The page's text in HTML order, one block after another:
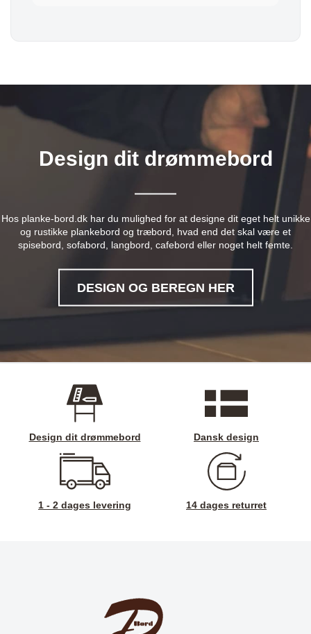
Design dit drømmebord
Hos planke-bord.dk har du mulighed for at designe dit eget helt unikke
og rustikke plankebord og træbord, hvad end det skal være et
spisebord, sofabord, langbord, cafebord eller noget helt femte.
DESIGN OG BEREGN HER
Design dit drømmebord Dansk design
1 - 2 dages levering 14 dages returret